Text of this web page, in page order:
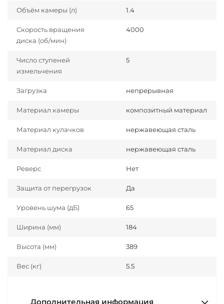
Объём камеры (л) 1.4
Скорость вращения
диска (об/мин)
4000
Число ступеней
измельчения
5
Загрузка непрерывная
Материал камеры композитный материал
Материал кулачков нержавеющая сталь
Материал диска нержавеющая сталь
Реверс Нет
Защита от перегрузок Да
Уровень шума (дБ) 65
Ширина (мм) 184
Высота (мм) 389
Вес (кг) 5.5
Дополнительная информация